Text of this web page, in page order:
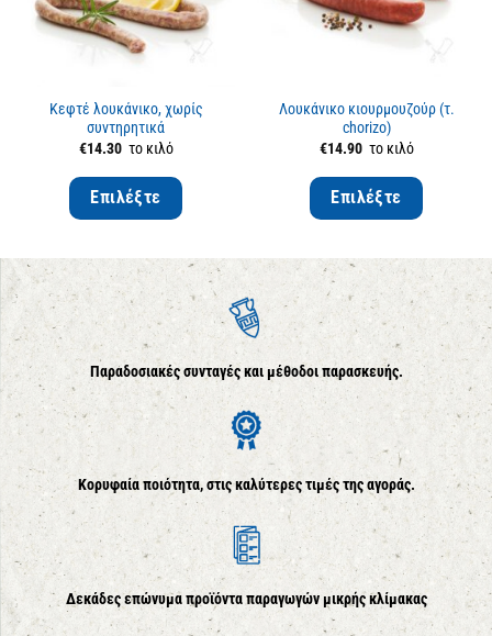
Κεφτέ λουκάνικο, χωρίς
συντηρητικά
€14.30το κιλό
Επιλέξτε
Λουκάνικο κιουρμουζούρ (τ.
chorizo)
€14.90το κιλό
Επιλέξτε
Παραδοσιακές συνταγές και μέθοδοι παρασκευής.
Κορυφαία ποιότητα, στις καλύτερες τιμές της αγοράς.
Δεκάδες επώνυμα προϊόντα παραγωγών μικρής κλίμακας